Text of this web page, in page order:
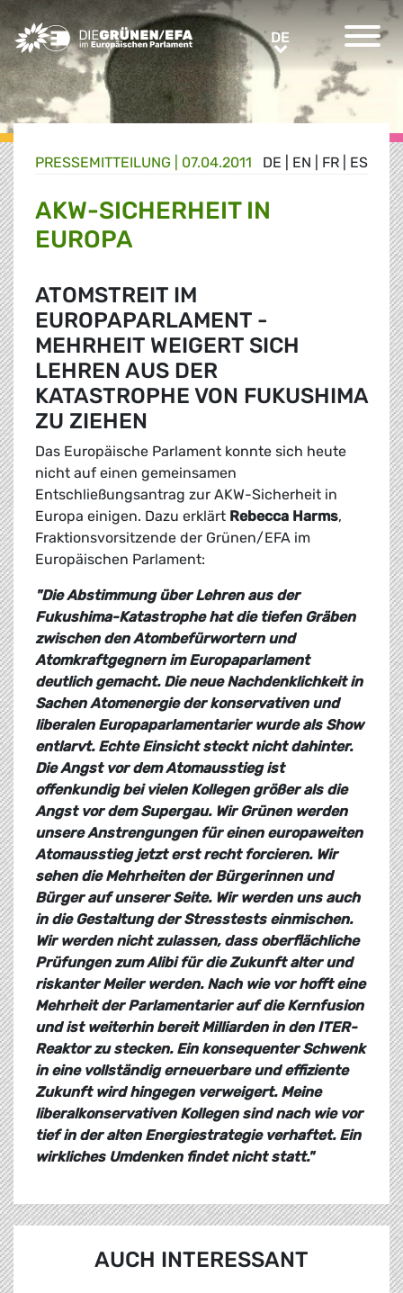
Greens/EFA Home DEDE
DE EN FR ES
PRESSE­MITTEILUNG 07.04.2011
AKW-SICHERHEIT IN
EUROPA
ATOMSTREIT IM
EUROPAPARLAMENT -
MEHRHEIT WEIGERT SICH
LEHREN AUS DER
KATASTROPHE VON FUKUSHIMA
ZU ZIEHEN
Das Europäische Parlament konnte sich heute
nicht auf einen gemeinsamen
Entschließungsantrag zur AKW-Sicherheit in
Europa einigen. Dazu erklärt Rebecca Harms,
Fraktionsvorsitzende der Grünen/EFA im
Europäischen Parlament:
"Die Abstimmung über Lehren aus der
Fukushima-Katastrophe hat die tiefen Gräben
zwischen den Atombefürwortern und
Atomkraftgegnern im Europaparlament
deutlich gemacht. Die neue Nachdenklichkeit in
Sachen Atomenergie der konservativen und
liberalen Europaparlamentarier wurde als Show
entlarvt. Echte Einsicht steckt nicht dahinter.
Die Angst vor dem Atomausstieg ist
offenkundig bei vielen Kollegen größer als die
Angst vor dem Supergau. Wir Grünen werden
unsere Anstrengungen für einen europaweiten
Atomausstieg jetzt erst recht forcieren. Wir
sehen die Mehrheiten der Bürgerinnen und
Bürger auf unserer Seite. Wir werden uns auch
in die Gestaltung der Stresstests einmischen.
Wir werden nicht zulassen, dass oberflächliche
Prüfungen zum Alibi für die Zukunft alter und
riskanter Meiler werden. Nach wie vor hofft eine
Mehrheit der Parlamentarier auf die Kernfusion
und ist weiterhin bereit Milliarden in den ITER-
Reaktor zu stecken. Ein konsequenter Schwenk
in eine vollständig erneuerbare und effiziente
Zukunft wird hingegen verweigert. Meine
liberalkonservativen Kollegen sind nach wie vor
tief in der alten Energiestrategie verhaftet. Ein
wirkliches Umdenken findet nicht statt."
AUCH INTERESSANT